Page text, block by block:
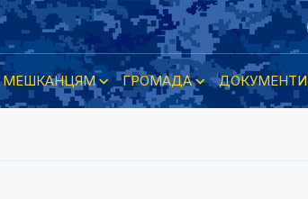
МЕШКАНЦЯМ ГРОМАДА ДОКУМЕНТИ